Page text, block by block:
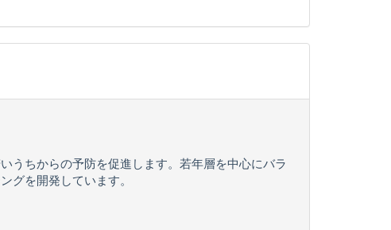
うちからの予防を促進します。若年層を中心にバラ
グを開発しています。